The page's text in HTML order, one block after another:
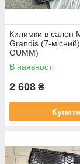
Килимки в салон
Grandis (7-
GUMM)
В наявності
2 608 ₴
Купити